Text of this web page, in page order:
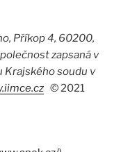
Příkop 4, 60200,
zapsaná v
soudu v
©2021